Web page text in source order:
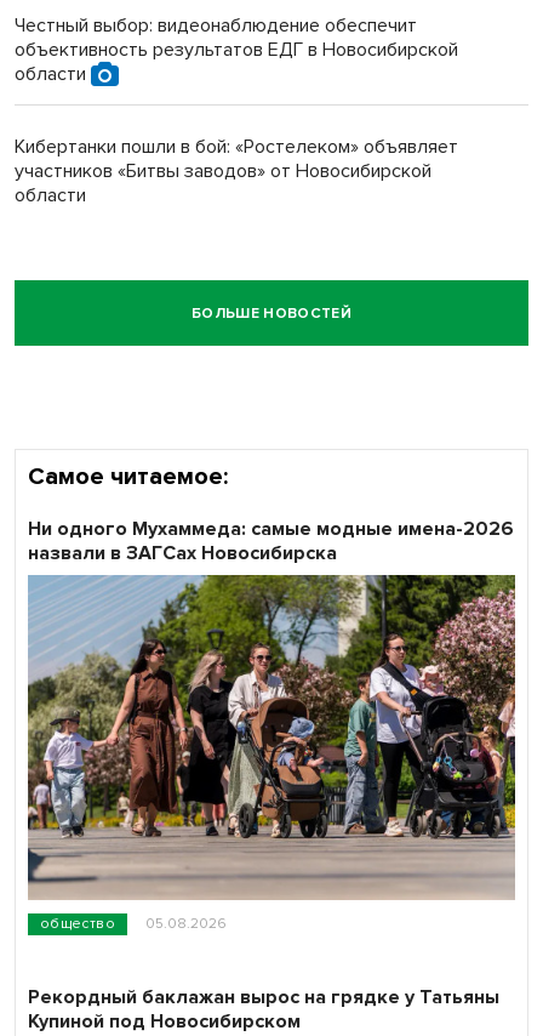
Честный выбор: видеонаблюдение обеспечит
объективность результатов ЕДГ в Новосибирской
области
Кибертанки пошли в бой: «Ростелеком» объявляет
участников «Битвы заводов» от Новосибирской
области
БОЛЬШЕ НОВОСТЕЙ
Самое читаемое:
общество 05.08.2026
Ни одного Мухаммеда: самые модные имена-2026
назвали в ЗАГСах Новосибирска
Рекордный баклажан вырос на грядке у Татьяны
Купиной под Новосибирском